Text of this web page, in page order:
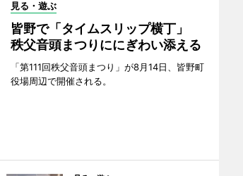
見る・遊ぶ
皆野で「タイムスリップ横丁」
秩父音頭まつりににぎわい添える
「第111回秩父音頭まつり」が8月14日、皆野町
役場周辺で開催される。